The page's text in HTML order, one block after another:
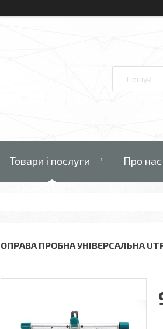
Товари і послуги Про нас
ОПРАВА ПРОБНА УНІВЕРСАЛЬНА